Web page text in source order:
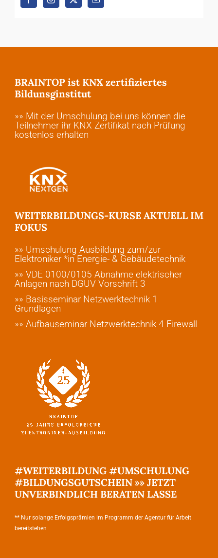
BRAINTOP ist KNX zertifiziertes
Bildunsginstitut
»» Mit der Umschulung bei uns können die
Teilnehmer ihr KNX Zertifikat nach Prüfung
kostenlos erhalten
WEITERBILDUNGS-KURSE AKTUELL IM
FOKUS
»» Umschulung Ausbildung zum/zur
Elektroniker *in Energie- & Gebäudetechnik
»» VDE 0100/0105 Abnahme elektrischer
Anlagen nach DGUV Vorschrift 3
»» Basisseminar Netzwerktechnik 1
Grundlagen
»» Aufbauseminar Netzwerktechnik 4 Firewall
#WEITERBILDUNG #UMSCHULUNG
#BILDUNGSGUTSCHEIN »» JETZT
UNVERBINDLICH BERATEN LASSE
** Nur solange Erfolgsprämien im Programm der Agentur für Arbeit
bereitstehen